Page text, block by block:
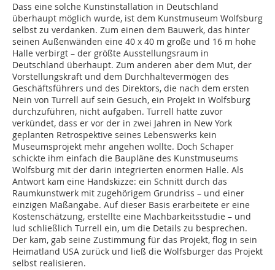
Dass eine solche Kunstinstallation in Deutschland
überhaupt möglich wurde, ist dem Kunstmuseum Wolfsburg
selbst zu verdanken. Zum einen dem Bauwerk, das hinter
seinen Außenwänden eine 40 x 40 m große und 16 m hohe
Halle verbirgt – der größte Ausstellungsraum in
Deutschland überhaupt. Zum anderen aber dem Mut, der
Vorstellungskraft und dem Durchhaltevermögen des
Geschäftsführers und des Direktors, die nach dem ersten
Nein von Turrell auf sein Gesuch, ein Projekt in Wolfsburg
durchzuführen, nicht aufgaben. Turrell hatte zuvor
verkündet, dass er vor der in zwei Jahren in New York
geplanten Retrospektive seines Lebenswerks kein
Museumsprojekt mehr angehen wollte. Doch Schaper
schickte ihm einfach die Baupläne des Kunstmuseums
Wolfsburg mit der darin integrierten enormen Halle. Als
Antwort kam eine Handskizze: ein Schnitt durch das
Raumkunstwerk mit zugehörigem Grundriss – und einer
einzigen Maßangabe. Auf dieser Basis erarbeitete er eine
Kostenschätzung, erstellte eine Machbarkeitsstudie – und
lud schließlich Turrell ein, um die Details zu besprechen.
Der kam, gab seine Zustimmung für das Projekt, flog in sein
Heimatland USA zurück und ließ die Wolfsburger das Projekt
selbst realisieren.